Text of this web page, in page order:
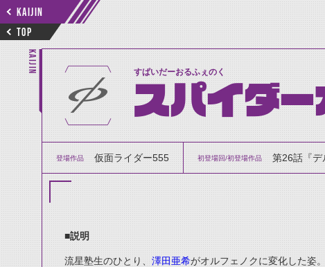
KAIJIN
TOP
KAIJIN すぱいだーおるふぇのく
スパイダー
登場作品 仮面ライダー555 初登場回/初登場作品 第26話『デ
■説明
流星塾生のひとり、 澤田亜希がオルフェノクに変化した姿